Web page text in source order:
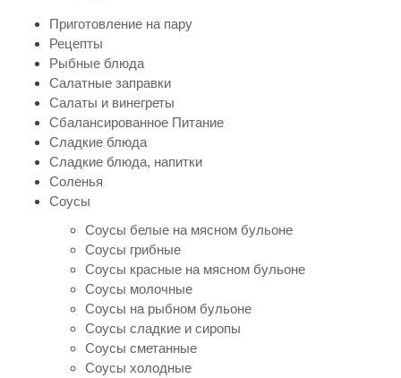
Приготовление на пару
Рецепты
Рыбные блюда
Салатные заправки
Салаты и винегреты
Сбалансированное Питание
Сладкие блюда
Сладкие блюда, напитки
Соленья
Соусы
Соусы белые на мясном бульоне
Соусы грибные
Соусы красные на мясном бульоне
Соусы молочные
Соусы на рыбном бульоне
Соусы сладкие и сиропы
Соусы сметанные
Соусы холодные